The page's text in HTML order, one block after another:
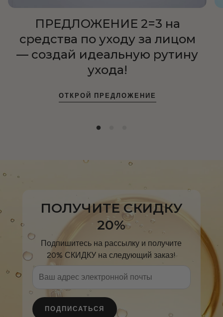
ПРЕДЛОЖЕНИЕ 2=3 на
средства по уходу за лицом
— создай идеальную рутину
ухода!
ОТКРОЙ ПРЕДЛОЖЕНИЕ
ПОЛУЧИТЕ СКИДКУ
20%
Подпишитесь на рассылку и получите
20% СКИДКУ на следующий заказ!
ПОДПИСАТЬСЯ